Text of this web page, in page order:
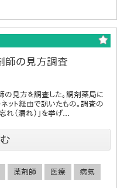
師の見方調査
の見方を調査した。調剤薬局に
ット経由で訊いたもの。調査の
（漏れ）」を挙げ...
薬剤師 医療 病気